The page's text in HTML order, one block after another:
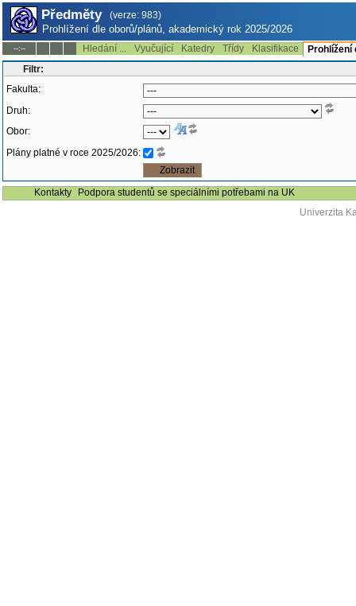
Předměty (verze: 983)
Prohlížení dle oborů/plánů, akademický rok 2025/2026
--:-- Hledání ... Vyučující Katedry Třídy Klasifikace
Prohlížení
Filtr:
Fakulta:
Druh:
Obor:
Plány platné v roce 2025/2026:
Kontakty
Podpora studentů se speciálními potřebami na UK
Univerzita